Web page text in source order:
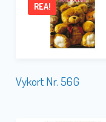
Vykort Nr. 56G
REA!